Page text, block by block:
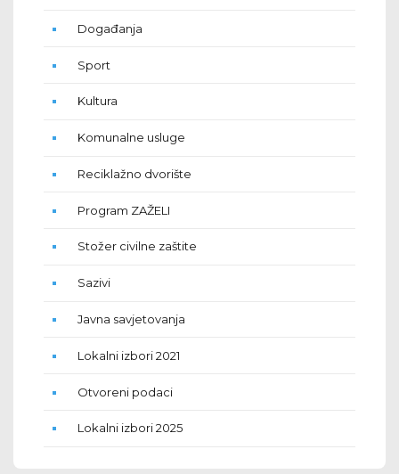
Događanja
Sport
Kultura
Komunalne usluge
Reciklažno dvorište
Program ZAŽELI
Stožer civilne zaštite
Sazivi
Javna savjetovanja
Lokalni izbori 2021
Otvoreni podaci
Lokalni izbori 2025